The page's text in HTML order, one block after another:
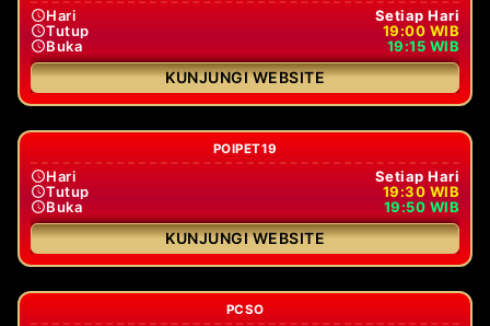
Hari
Setiap Hari
Tutup
19:00 WIB
Buka
19:15 WIB
KUNJUNGI WEBSITE
POIPET19
Hari
Setiap Hari
Tutup
19:30 WIB
Buka
19:50 WIB
KUNJUNGI WEBSITE
PCSO